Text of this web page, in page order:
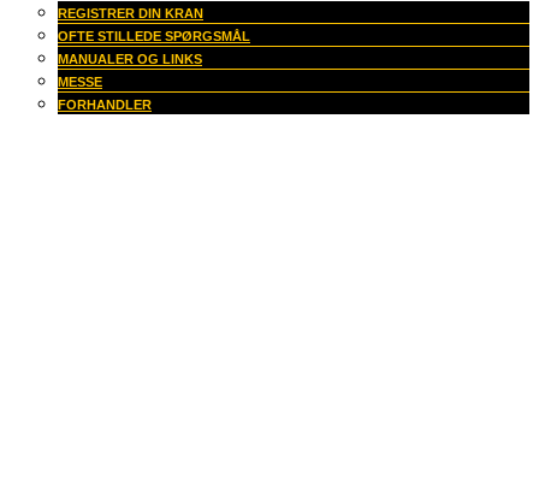
REGISTRER DIN KRAN
OFTE STILLEDE SPØRGSMÅL
MANUALER OG LINKS
MESSE
FORHANDLER